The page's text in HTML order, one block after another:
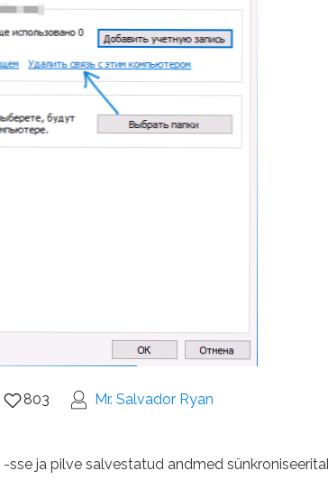
803 Mr. Salvador Ryan
ja pilve salvestatud andmed